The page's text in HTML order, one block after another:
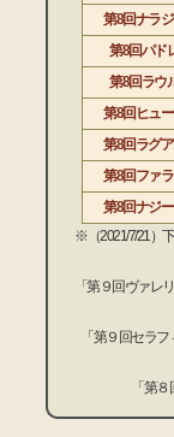
第8回ナラ
第8回パド
第8回ラウ
第8回ヒュ
第8回ラグ
第8回ファ
第8回ナジ
※（2021/7/21）
「第９回ヴァレ
「第９回セラ
「第